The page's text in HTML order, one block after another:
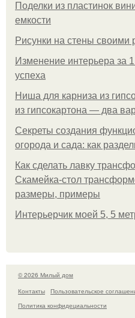
Поделки из пластинок
емкости
Рисунки на стены своими
Изменение интерьера за
успеха
Ниша для карниза из
из гипсокартона — два
Секреты создания
огорода и сада: как
Как сделать лавку
Скамейка-стол
размеры, примеры
Интерьерчик моей 5, 5
© 2026 Милый дом
Контакты
Пользовательское
Политика конфидециальности